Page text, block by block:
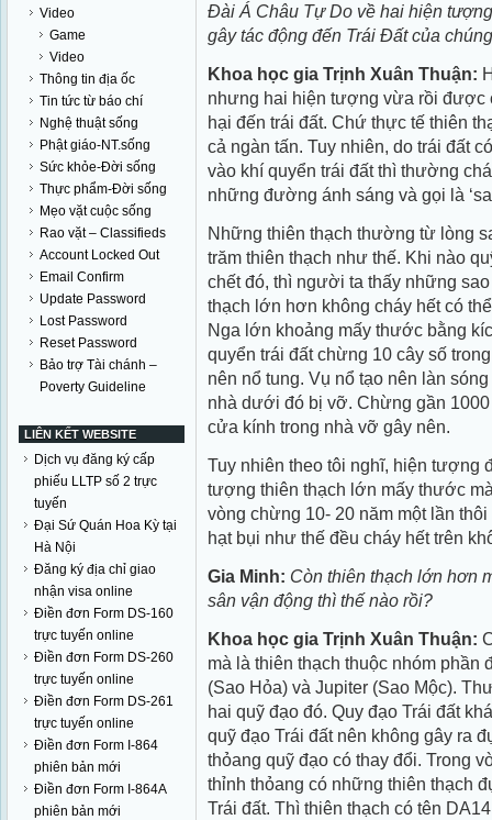
Video
Game
Video
Thông tin địa ốc
Tin tức từ báo chí
Nghệ thuật sống
Phật giáo-NT.sống
Sức khỏe-Đời sống
Thực phẩm-Đời sống
Mẹo vặt cuộc sống
Rao vặt – Classifieds
Account Locked Out
Email Confirm
Update Password
Lost Password
Reset Password
Bảo trợ Tài chánh –
Poverty Guideline
LIÊN KẾT WEBSITE
Dịch vụ đăng ký cấp
phiếu LLTP số 2 trực
tuyến
Đại Sứ Quán Hoa Kỳ tại
Hà Nội
Đăng ký địa chỉ giao
nhận visa online
Điền đơn Form DS-160
trực tuyến online
Điền đơn Form DS-260
trực tuyến online
Điền đơn Form DS-261
trực tuyến online
Điền đơn Form I-864
phiên bản mới
Điền đơn Form I-864A
phiên bản mới
Đài Á Châu Tự Do về hai hiện
gây tác động đến Trái Đất của
Khoa học gia Trịnh Xuân Thuận:
nhưng hai hiện tượng vừa rồi được
hại đến trái đất. Chứ thực tế thiên
cả ngàn tấn. Tuy nhiên, do trái đất
vào khí quyển trái đất thì thường
những đường ánh sáng và gọi là
Những thiên thạch thường từ lòng
trăm thiên thạch như thế. Khi nào
chết đó, thì người ta thấy những
thạch lớn hơn không cháy hết có
Nga lớn khoảng mấy thước bằng
quyển trái đất chừng 10 cây số
nên nổ tung. Vụ nổ tạo nên làn
nhà dưới đó bị vỡ. Chừng gần
cửa kính trong nhà vỡ gây nên.
Tuy nhiên theo tôi nghĩ, hiện tượng
tượng thiên thạch lớn mấy thước
vòng chừng 10- 20 năm một lần
hạt bụi như thế đều cháy hết trên
Gia Minh: Còn thiên thạch lớn hơn
sân vận động thì thế nào rồi?
Khoa học gia Trịnh Xuân Thuận:
mà là thiên thạch thuộc nhóm phần
(Sao Hỏa) và Jupiter (Sao Mộc).
hai quỹ đạo đó. Quy đạo Trái đất
quỹ đạo Trái đất nên không gây ra
thỏang quỹ đạo có thay đổi. Trong
thỉnh thỏang có những thiên thạch
Trái đất. Thì thiên thạch có tên